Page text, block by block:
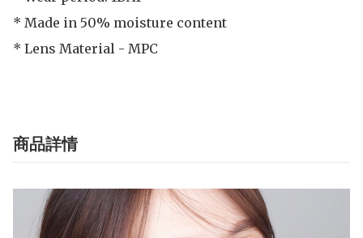
* Made in 50% moisture content
* Lens Material - MPC
商品詳情